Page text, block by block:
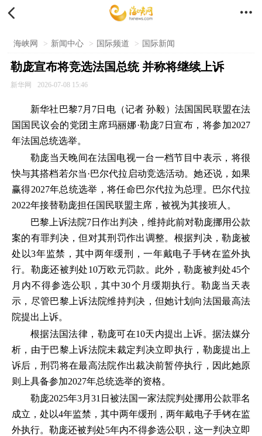
 
海峡网 > 新闻中心 > 国际频道 > 国际新闻
勒庞宣布将竞选法国总统 并称将继续上诉
新华网 2026-07-08 15:46
新华社巴黎7月7日电（记者 孙毅）法国国民联盟在法
国国民议会的党团主席玛丽娜·勒庞7日宣布，将参加2027
年法国总统选举。
勒庞当天晚间在法国电视一台一档节目中表示，将很
快与其搭档若尔当·巴尔代拉启动竞选活动。她还说，如果
赢得2027年总统选举，将任命巴尔代拉为总理。巴尔代拉
2022年接替勒庞担任国民联盟主席，被视为其接班人。
巴黎上诉法院7日作出判决，维持此前对勒庞挪用公款
案的有罪判决，但对其刑罚作出调整。根据判决，勒庞被
处以3年监禁，其中两年缓刑，一年戴电子手铐在监外执
行。勒庞还被判处10万欧元罚款。此外，勒庞被判处45个
月内不得参选公职，其中30个月缓期执行。勒庞当天表
示，尽管巴黎上诉法院维持判决，但她计划向法国最高法
院提出上诉。
根据法国法律，勒庞可在10天内提出上诉。据法媒分
析，由于巴黎上诉法院未裁定判决立即执行，勒庞提出上
诉后，刑罚将在最高法院作出裁决前暂停执行，因此她原
则上具备参加2027年总统选举的资格。
勒庞2025年3月31日被法国一家法院判处挪用公款罪名
成立，处以4年监禁，其中两年缓刑，两年戴电子手铐在监
外执行。勒庞还被判处5年内不得参选公职，这一判决立即